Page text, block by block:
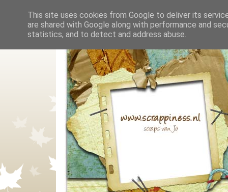
This site uses cookies from Google to deliver its
are shared with Google along with performance and
statistics, and to detect and address abuse.